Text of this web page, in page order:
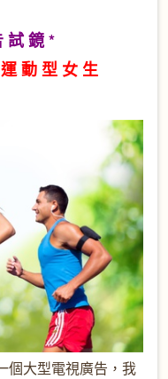
我們的故事
聯絡
試 鏡 *
動 型 女 生
個大型電視廣告，我